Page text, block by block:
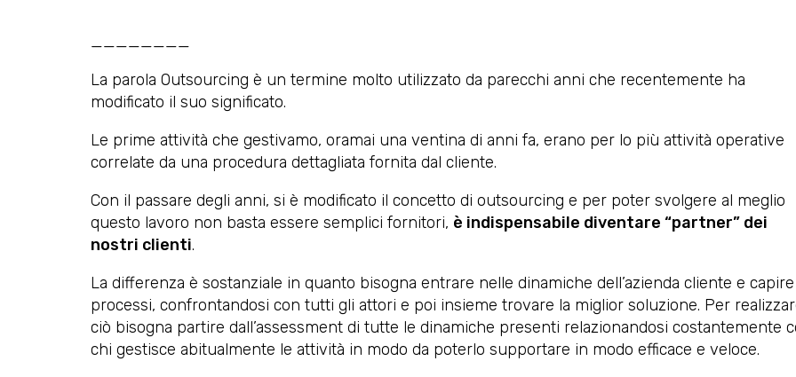
________
La parola Outsourcing è un termine molto utilizzato da parecchi anni che recentemente ha
modificato il suo significato.
Le prime attività che gestivamo, oramai una ventina di anni fa, erano per lo più attività operative
correlate da una procedura dettagliata fornita dal cliente.
Con il passare degli anni, si è modificato il concetto di outsourcing e per poter svolgere al meglio
questo lavoro non basta essere semplici fornitori, è indispensabile diventare “partner” dei
nostri clienti.
La differenza è sostanziale in quanto bisogna entrare nelle dinamiche dell’azienda cliente e
processi, confrontandosi con tutti gli attori e poi insieme trovare la miglior soluzione. Per
ciò bisogna partire dall’assessment di tutte le dinamiche presenti relazionandosi costantemente
chi gestisce abitualmente le attività in modo da poterlo supportare in modo efficace e veloce.